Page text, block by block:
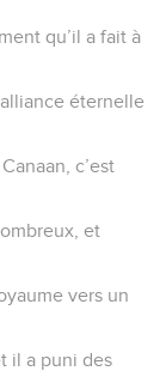
qu’il a fait à
éternelle
c’est
et
vers un
il a puni des